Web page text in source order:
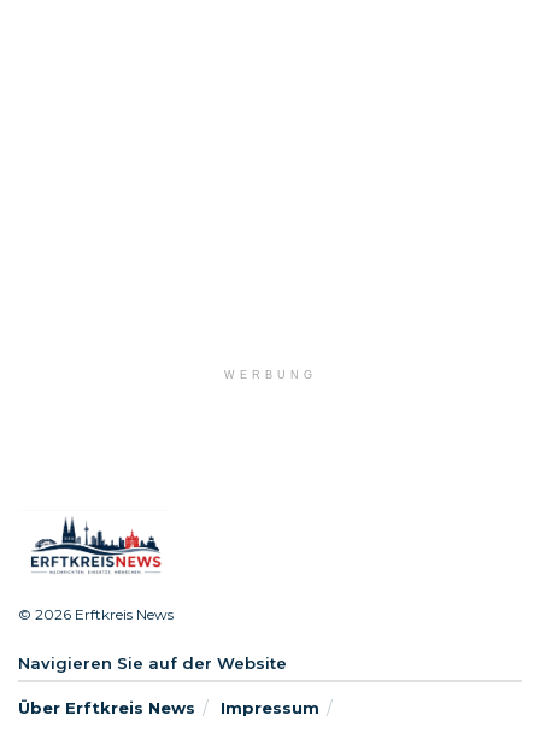
WERBUNG
© 2026 Erftkreis News
Navigieren Sie auf der Website
Über Erftkreis News Impressum